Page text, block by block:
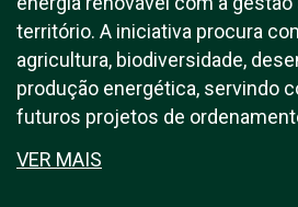
território. A iniciativa procura
agricultura, biodiversidade,
produção energética, servindo
futuros projetos de
VER MAIS